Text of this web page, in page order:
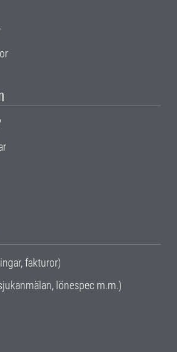
fakturor)
lönespec m.m.)